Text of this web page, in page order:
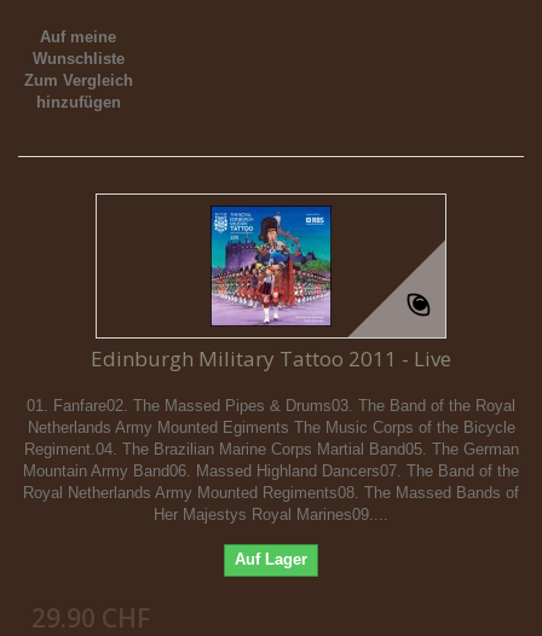
Auf meine
Wunschliste
Zum Vergleich
hinzufügen
Edinburgh Military Tattoo 2011 - Live
01. Fanfare02. The Massed Pipes & Drums03. The Band of the Royal
Netherlands Army Mounted Egiments The Music Corps of the Bicycle
Regiment.04. The Brazilian Marine Corps Martial Band05. The German
Mountain Army Band06. Massed Highland Dancers07. The Band of the
Royal Netherlands Army Mounted Regiments08. The Massed Bands of
Her Majestys Royal Marines09....
Auf Lager
29.90 CHF